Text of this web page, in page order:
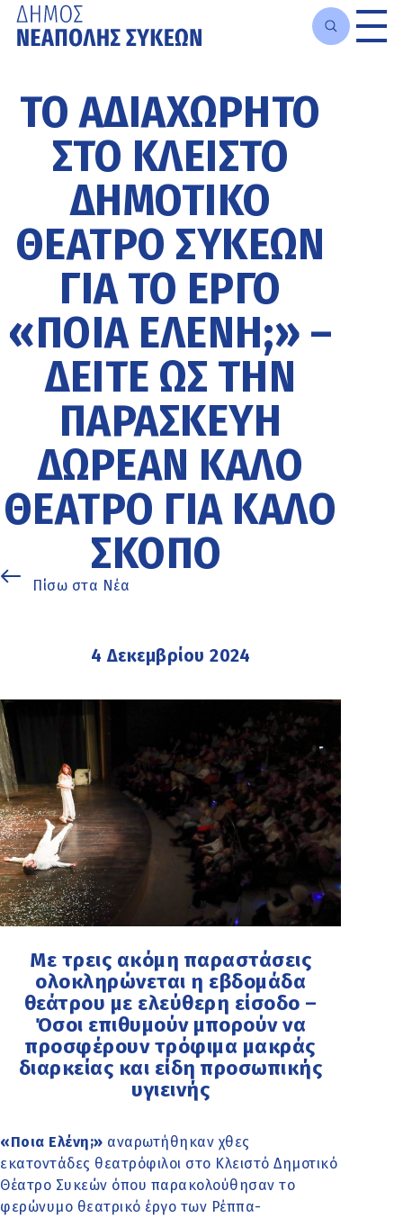
κυρίως
περιεχόμενο
ΤΟ ΑΔΙΑΧΏΡΗΤΟ
ΣΤΟ ΚΛΕΙΣΤΌ
ΔΗΜΟΤΙΚΌ
ΘΈΑΤΡΟ ΣΥΚΕΏΝ
ΓΙΑ ΤΟ ΈΡΓΟ
«ΠΟΙΑ ΕΛΈΝΗ;» –
ΔΕΊΤΕ ΩΣ ΤΗΝ
ΠΑΡΑΣΚΕΥΉ
ΔΩΡΕΆΝ ΚΑΛΌ
ΘΈΑΤΡΟ ΓΙΑ ΚΑΛΌ
ΣΚΟΠΌ
Πίσω στα Νέα
4 Δεκεμβρίου 2024
Με τρεις ακόμη παραστάσεις
ολοκληρώνεται η εβδομάδα
θεάτρου με ελεύθερη είσοδο –
Όσοι επιθυμούν μπορούν να
προσφέρουν τρόφιμα μακράς
διαρκείας και είδη προσωπικής
υγιεινής
«Ποια Ελένη;» αναρωτήθηκαν χθες
εκατοντάδες θεατρόφιλοι στο Κλειστό Δημοτικό
Θέατρο Συκεών όπου παρακολούθησαν το
φερώνυμο θεατρικό έργο των Ρέππα-